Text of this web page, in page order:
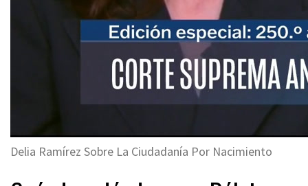
Delia Ramírez Sobre La Ciudadanía Por Nacimiento